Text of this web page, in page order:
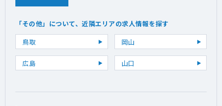
「その他」について、近隣エリアの求人情報を探す
鳥取
岡山
広島 山口